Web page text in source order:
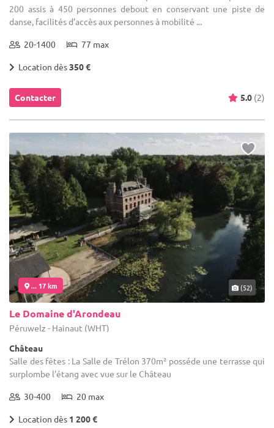
200 assis à 450 personnes debout en conservant une piste de
danse, facilités d’accès aux personnes à mobilité ...
20-1400 77 max
Location dès350 €
Contacter 5.0 (2)
... 17 km (52)
Le Domaine d'Arondeau
Péruwelz - Hainaut (WHT)
Château
Salle des fêtes : La Salle de Trélon 370m² posséde une terrasse qui
surplombe l'étang avec vue sur le Château
30-400 20 max
Location dès 1 200 €